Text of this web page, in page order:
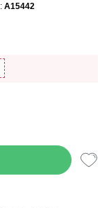
A15442